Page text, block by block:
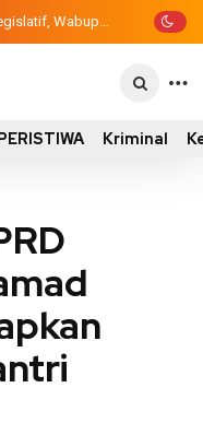
Wabup
Kriminal